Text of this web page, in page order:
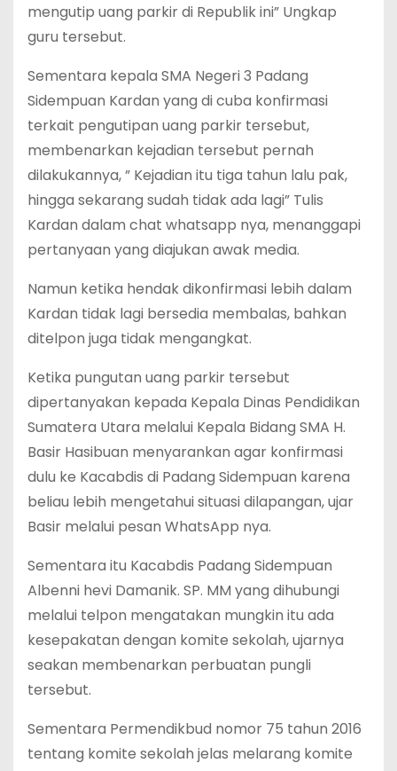
mengutip uang parkir di Republik ini” Ungkap
guru tersebut.
Sementara kepala SMA Negeri 3 Padang
Sidempuan Kardan yang di cuba konfirmasi
terkait pengutipan uang parkir tersebut,
membenarkan kejadian tersebut pernah
dilakukannya, ” Kejadian itu tiga tahun lalu pak,
hingga sekarang sudah tidak ada lagi” Tulis
Kardan dalam chat whatsapp nya, menanggapi
pertanyaan yang diajukan awak media.
Namun ketika hendak dikonfirmasi lebih dalam
Kardan tidak lagi bersedia membalas, bahkan
ditelpon juga tidak mengangkat.
Ketika pungutan uang parkir tersebut
dipertanyakan kepada Kepala Dinas Pendidikan
Sumatera Utara melalui Kepala Bidang SMA H.
Basir Hasibuan menyarankan agar konfirmasi
dulu ke Kacabdis di Padang Sidempuan karena
beliau lebih mengetahui situasi dilapangan, ujar
Basir melalui pesan WhatsApp nya.
Sementara itu Kacabdis Padang Sidempuan
Albenni hevi Damanik. SP. MM yang dihubungi
melalui telpon mengatakan mungkin itu ada
kesepakatan dengan komite sekolah, ujarnya
seakan membenarkan perbuatan pungli
tersebut.
Sementara Permendikbud nomor 75 tahun 2016
tentang komite sekolah jelas melarang komite